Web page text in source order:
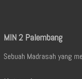
MIN 2 Palembang
Sebuah Madrasah yang